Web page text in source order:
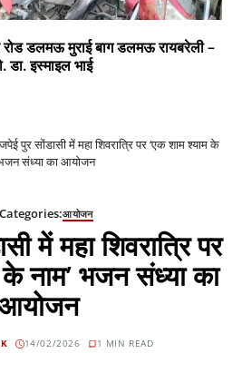
डलमऊ मुराई बाग डलमऊ रायबरेली –
डा. इस्माइल भाई
पुर सोंडासी में महा शिवरात्रि पर ‘एक शाम श्याम के
भजन संध्या का आयोजन
Categories:आयोजन
में महा शिवरात्रि पर
नाम’ भजन संध्या का
14/02/2026 1 MIN READ